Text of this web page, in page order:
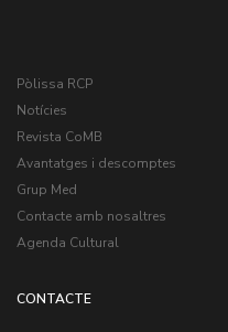
Pòlissa RCP
Notícies
Revista CoMB
Avantatges i descomptes
Grup Med
Contacte amb nosaltres
Agenda Cultural
CONTACTE